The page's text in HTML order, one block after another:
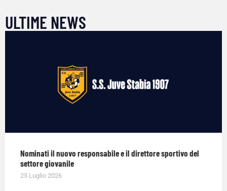
ULTIME NEWS
Nominati il nuovo responsabile e il direttore sportivo del
settore giovanile
25 Luglio 2026